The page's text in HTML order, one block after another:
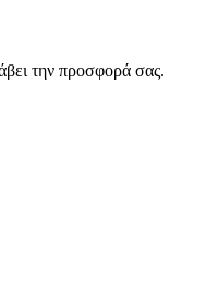
την προσφορά σας.